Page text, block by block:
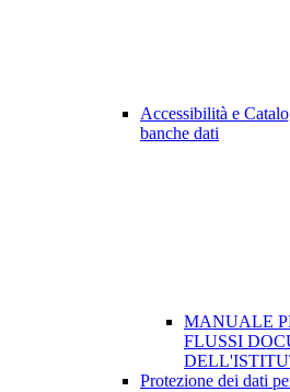
Accessibilità e
banche dati
MANUALE
FLUSSI
Protezione dei dati